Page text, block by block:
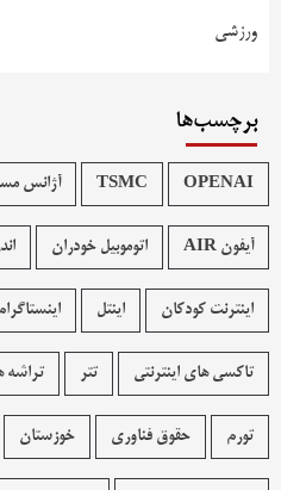
ورزشی
برچسب‌ها
OPENAI
TSMC آژانس
آیفون AIR اتوموبیل خودران
اینترنت کودکان اینتل
تاکسی های اینترنتی تتر
تورم حقوق فناوری خوزستان